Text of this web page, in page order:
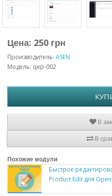
Цена: 250 грн
Производитель: ASEN
Модель: qep-002
В
В
Похожие модули
Быстрое
Product Edit для